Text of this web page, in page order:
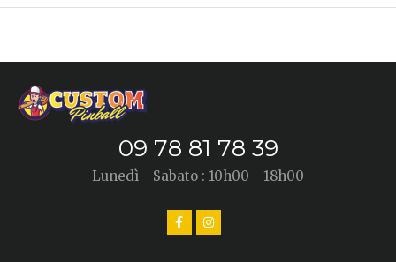
09 78 81 78 39
Lunedì - Sabato : 10h00 - 18h00